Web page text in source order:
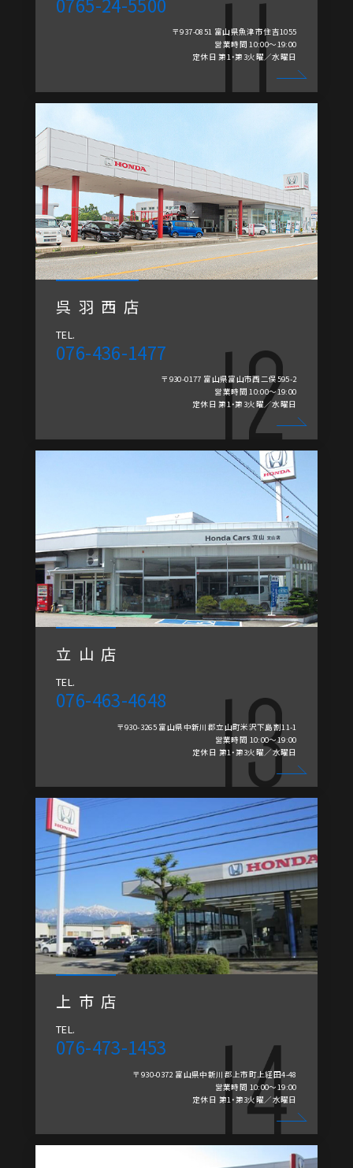
〒937-0851 富山県魚津市住吉1055
営業時間 10:00～19:00
定休日 第1・第3火曜／水曜日
呉羽西店
TEL.
076-436-1477
〒930-0177 富山県富山市西二俣595-2
営業時間 10:00～19:00
定休日 第1・第3火曜／水曜日
立山店
TEL.
076-463-4648
〒930-3265 富山県中新川郡立山町米沢下島割11-1
営業時間 10:00～19:00
定休日 第1・第3火曜／水曜日
上市店
TEL.
076-473-1453
〒930-0372 富山県中新川郡上市町上経田4-48
営業時間 10:00～19:00
定休日 第1・第3火曜／水曜日